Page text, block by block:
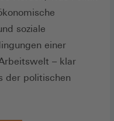
soziale
einer
– klar
der politischen